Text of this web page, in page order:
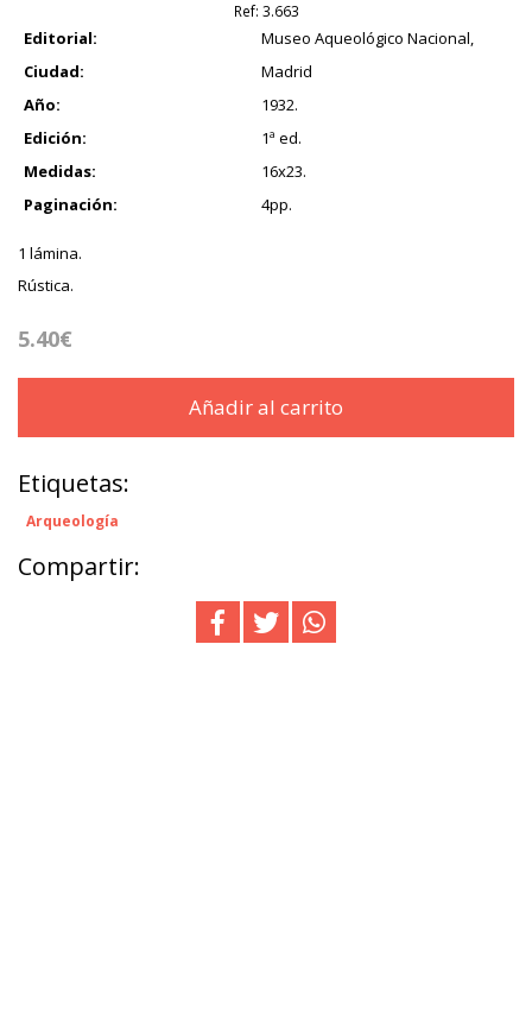
Ref: 3.663
Editorial:
Museo Aqueológico Nacional,
Ciudad:
Madrid
Año:
1932.
Edición:
1ª ed.
Medidas:
16x23.
Paginación:
4pp.
1 lámina.
Rústica.
5.40€
Añadir al carrito
Etiquetas:
Arqueología
Compartir: